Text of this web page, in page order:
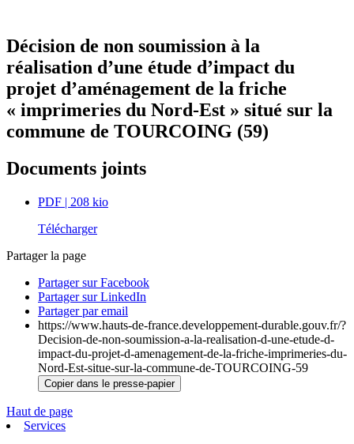
Décision de non soumission à la
réalisation d’une étude d’impact du
projet d’aménagement de la friche
« imprimeries du Nord-Est » situé sur la
commune de TOURCOING (59)
Documents joints
PDF | 208 kio
Télécharger
Partager la page
Partager sur Facebook
Partager sur LinkedIn
Partager par email
https://www.hauts-de-france.developpement-durable.gouv.fr/?
Decision-de-non-soumission-a-la-realisation-d-une-etude-d-
impact-du-projet-d-amenagement-de-la-friche-imprimeries-du-
Nord-Est-situe-sur-la-commune-de-TOURCOING-59
Copier dans le presse-papier
Haut de page
Services